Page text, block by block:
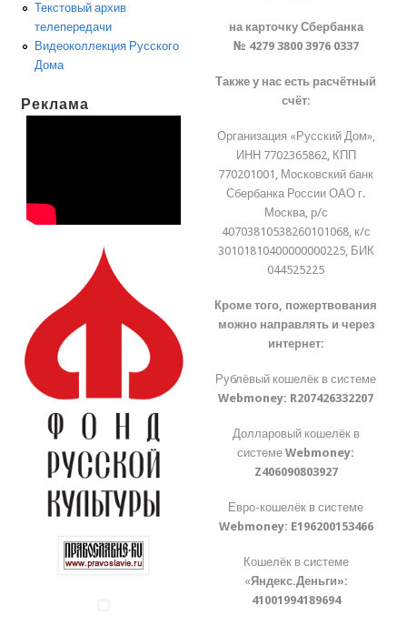
Текстовый архив
телепередачи
Видеоколлекция Русского
Дома
Реклама
на карточку Сбербанка
№ 4279 3800 3976 0337
Также у нас есть расчётный
счёт:
Организация «Русский Дом»,
ИНН 7702365862, КПП
770201001, Московский банк
Сбербанка России ОАО г.
Москва, р/с
40703810538260101068, к/с
30101810400000000225, БИК
044525225
Кроме того, пожертвования
можно направлять и через
интернет:
Рублёвый кошелёк в системе
Webmoney: R207426332207
Долларовый кошелёк в
системеWebmoney:
Z406090803927
Евро-кошелёк в системе
Webmoney: E196200153466
Кошелёк в системе
«Яндекс.Деньги»:
41001994189694